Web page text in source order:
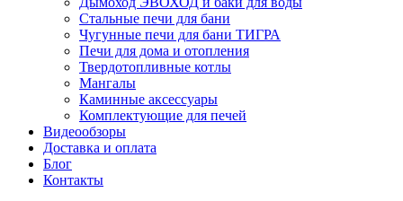
Стальные печи для бани
Чугунные печи для бани ТИГРА
Печи для дома и отопления
Твердотопливные котлы
Мангалы
Каминные аксессуары
Комплектующие для печей
Видеообзоры
Доставка и оплата
Блог
Контакты